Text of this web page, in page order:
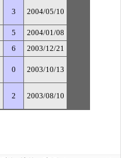
3 2004/05/10
5
2004/01/08
6
2003/12/21
0 2003/10/13
2 2003/08/10